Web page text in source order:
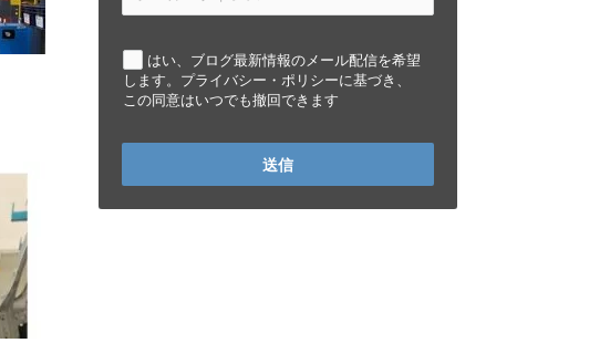
はい、ブログ最新情報のメール配信を希望
します。プライバシー・ポリシーに基づき、
この同意はいつでも撤回できます
送信